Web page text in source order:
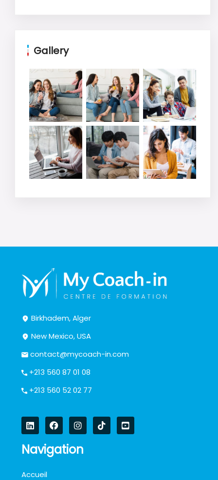
Gallery
Birkhadem, Alger
New Mexico, USA
contact@mycoach-in.com
+213 560 87 01 08
+213 560 52 02 77
Navigation
Accueil